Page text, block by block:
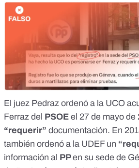
El juez Pedraz ordenó a la UCO
Ferraz del PSOE el 27 de mayo de
“requerir” documentación. En
también ordenó a la UDEF un
información al PPen su sede de